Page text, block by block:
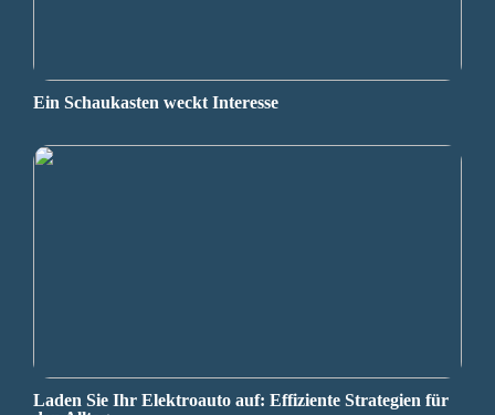
Ein Schaukasten weckt Interesse
Laden Sie Ihr Elektroauto auf: Effiziente Strategien für